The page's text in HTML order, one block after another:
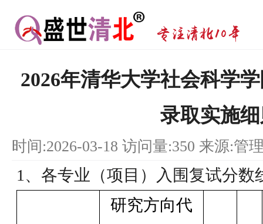
2026年清华大学社会科学
录取实施
时间:2026-03-18 访问量:350 来源:管
1、各专业（项目）入围复试分数
研究方向代